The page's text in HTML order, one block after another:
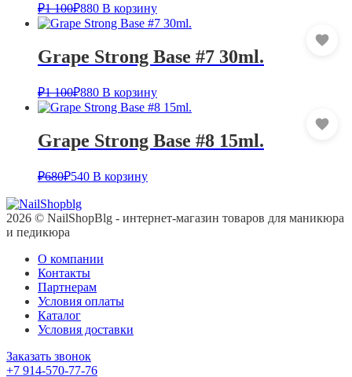
₽1 100₽880 В корзину
Grape Strong Base #7 30ml.
₽1 100₽880 В корзину
Grape Strong Base #8 15ml.
₽680₽540 В корзину
2026 © NailShopBlg - интернет-магазин товаров для маникюра
и педикюра
О компании
Контакты
Партнерам
Условия оплаты
Каталог
Условия доставки
Заказать звонок
+7 914-570-77-76